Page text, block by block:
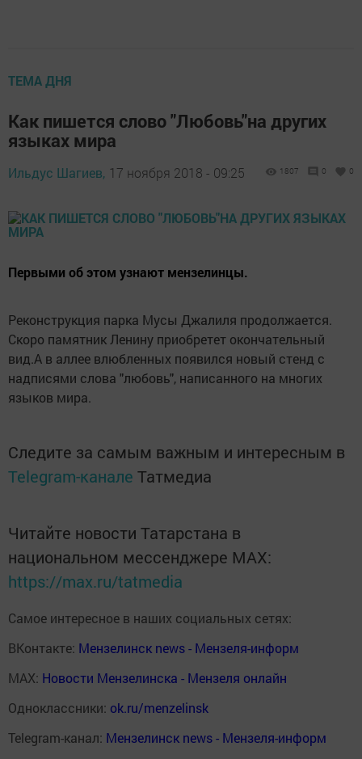
ТЕМА ДНЯ
Как пишется слово "Любовь"на других
языках мира
Ильдус Шагиев, 17 ноября 2018 - 09:25 1807 0 0
Первыми об этом узнают мензелинцы.
Реконструкция парка Мусы Джалиля продолжается.
Скоро памятник Ленину приобретет окончательный
вид.А в аллее влюбленных появился новый стенд с
надписями слова "любовь", написанного на многих
языков мира.
Следите за самым важным и интересным в
Telegram-канале Татмедиа
Читайте новости Татарстана в
национальном мессенджере MАХ:
https://max.ru/tatmedia
Самое интересное в наших социальных сетях:
ВКонтакте: Мензелинск news - Мензеля-информ
MAX: Новости Мензелинска - Мензеля онлайн
Одноклассники: ok.ru/menzelinsk
Telegram-канал: Мензелинск news - Мензеля-информ